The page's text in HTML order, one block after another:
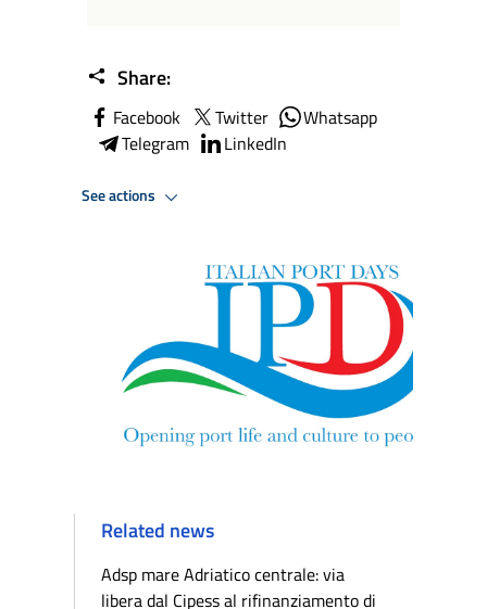
Share:
Facebook Twitter
Whatsapp
Telegram
LinkedIn
See actions
Related news
Adsp mare Adriatico centrale: via
libera dal Cipess al rifinanziamento di